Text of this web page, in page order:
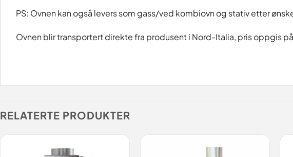
PS: Ovnen kan også levers som gass/ved kombiovn og stativ etter
Ovnen blir transportert direkte fra produsent i Nord-Italia, pris oppgis
RELATERTE PRODUKTER